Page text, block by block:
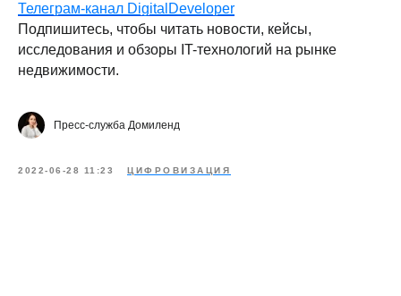
Телеграм-канал DigitalDeveloper
Подпишитесь, чтобы читать новости, кейсы,
исследования и обзоры IT-технологий на рынке
недвижимости.
Пресс-служба Домиленд
2022-06-28 11:23 ЦИФРОВИЗАЦИЯ